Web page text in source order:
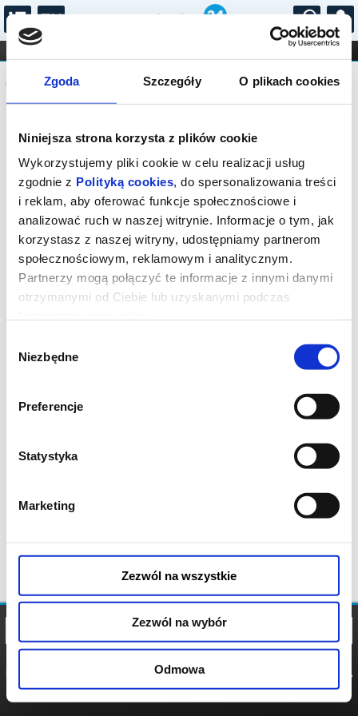
Zgoda Szczegóły O plikach cookies
Niniejsza strona korzysta z plików cookie
Wykorzystujemy pliki cookie w celu realizacji usług
zgodnie z Polityką cookies, do spersonalizowania treści
i reklam, aby oferować funkcje społecznościowe i
analizować ruch w naszej witrynie. Informacje o tym, jak
korzystasz z naszej witryny, udostępniamy partnerom
społecznościowym, reklamowym i analitycznym.
Partnerzy mogą połączyć te informacje z innymi danymi
otrzymanymi od Ciebie lub uzyskanymi podczas
zgody
Niezbędne
Preferencje
Statystyka
Marketing
Zezwól na wszystkie
Zezwól na wybór
Odmowa
...
FILHARMONIA OPERA I BALET
STAND-UP
DLA DZIECI
Komunikat
Sprzedaż biletów on-line na wydarzenie
została zakończona.
POLITYKA
POLITYKA